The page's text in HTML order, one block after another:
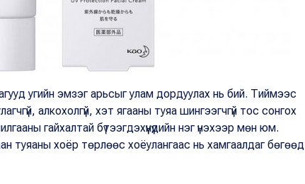
угийн эмзэг арьсыг улам дордуулах нь бий. Тиймээс
алкохолгүй, хэт ягааны туяа шингээгчгүй тос сонгох
гайхалтай бүтээгдэхүүнүүдийн нэг үнэхээр мөн юм.
туяаны хоёр төрлөөс хоёулангаас нь хамгаалдаг бөгөөд